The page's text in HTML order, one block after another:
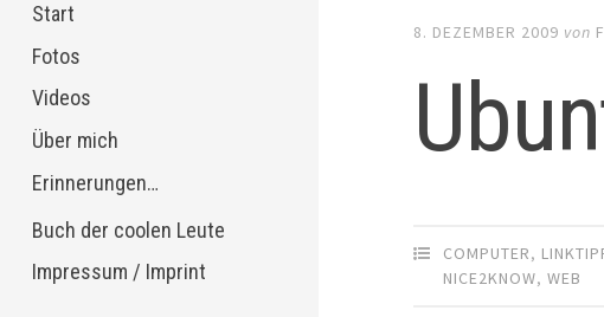
Start
Fotos
Videos
Über mich
Erinnerungen…
Buch der coolen Leute
Impressum / Imprint
8. DEZEMBER 2009 von
COMPUTER,
NICE2KNOW,WEB